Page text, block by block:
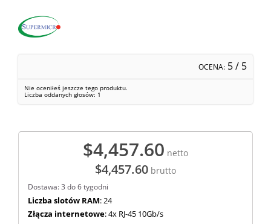
OCENA: 5/ 5
Nie oceniłeś jeszcze tego produktu.
Liczba oddanych głosów: 1
$4,457.60 netto
$4,457.60 brutto
Dostawa: 3 do 6 tygodni
Liczba slotów RAM: 24
Złącza internetowe: 4x RJ-45 10Gb/s